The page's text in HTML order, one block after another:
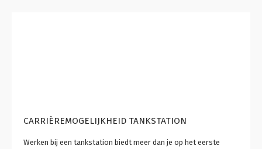
CARRIÈREMOGELIJKHEID TANKSTATION
Werken bij een tankstation biedt meer dan je op het eerste